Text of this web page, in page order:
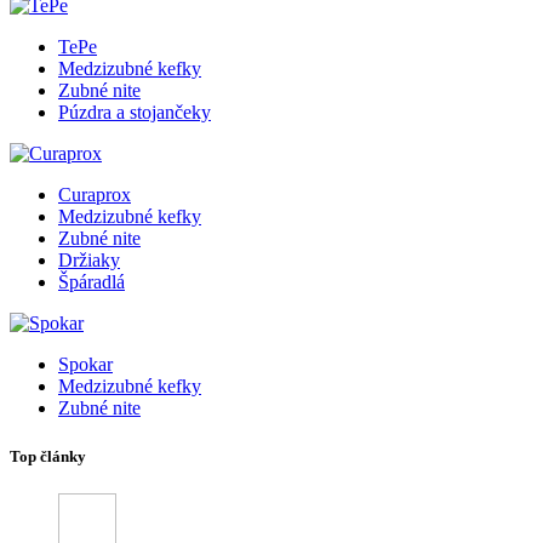
TePe
Medzizubné kefky
Zubné nite
Púzdra a stojančeky
Curaprox
Medzizubné kefky
Zubné nite
Držiaky
Špáradlá
Spokar
Medzizubné kefky
Zubné nite
Top články